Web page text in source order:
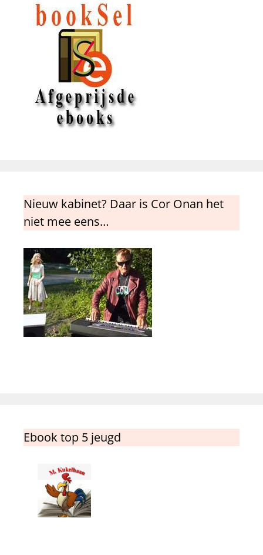
Nieuw kabinet? Daar is Cor Onan het
niet mee eens…
Ebook top 5 jeugd